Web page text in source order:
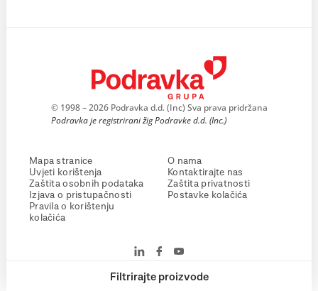
Filtrirajte proizvode
© 1998 – 2026 Podravka d.d. (Inc) Sva prava pridržana
Podravka je registrirani žig Podravke d.d. (Inc.)
Mapa stranice
Uvjeti korištenja
Zaštita osobnih podataka
Izjava o pristupačnosti
Pravila o korištenju
kolačića
O nama
Kontaktirajte nas
Zaštita privatnosti
Postavke kolačića